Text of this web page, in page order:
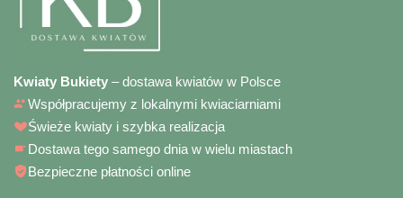
Kwiaty Bukiety – dostawa kwiatów w Polsce
Współpracujemy z lokalnymi kwiaciarniami
Świeże kwiaty i szybka realizacja
Dostawa tego samego dnia w wielu miastach
Bezpieczne płatności online